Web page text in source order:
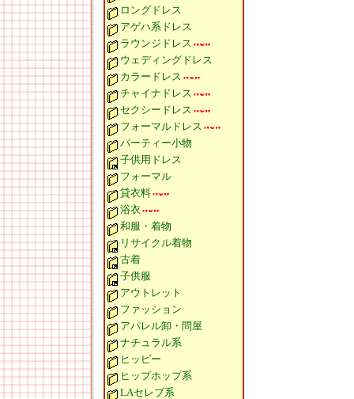
ロングドレス
アゲハ系ドレス
ラウンジドレス
ウェディングドレス
カラードレス
チャイナドレス
セクシードレス
フォーマルドレス
パーティー小物
子供用ドレス
フォーマル
貸衣料
浴衣
和服・着物
リサイクル着物
古着
子供服
アウトレット
ファッション
アパレル卸・問屋
ナチュラル系
ヒッピー
ヒップホップ系
LAセレブ系